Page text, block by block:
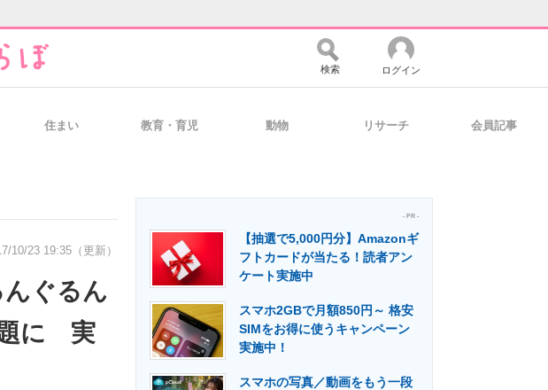
経営リーダーのコミュニティ マーケ×ITの今がよく分かる
例 製造業のIT導入・活用を支援
検索 ログイン
住まい 教育・育児 動物 リサーチ 会員記事
10/23 19:35（更新）
ぐるん
題に 実
- PR -
【抽選で5,000円分】Amazonギ
フトカードが当たる！読者アン
ケート実施中
スマホ2GBで月額850円～ 格安
SIMをお得に使うキャンペーン
実施中！
スマホの写真／動画をもう一段